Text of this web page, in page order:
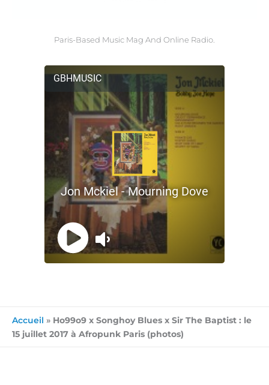
Paris-Based Music Mag And Online Radio.
Accueil » Ho99o9 x Songhoy Blues x Sir The Baptist : le
15 juillet 2017 à Afropunk Paris (photos)